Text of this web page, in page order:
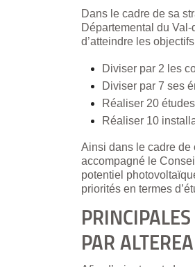
Dans le cadre de sa
Départemental du
d’atteindre les
Diviser par 2 les
Diviser par 7 ses
Réaliser 20
Réaliser 10
Ainsi dans le cadre de
accompagné le
potentiel
priorités en termes
PAR ALTEREA